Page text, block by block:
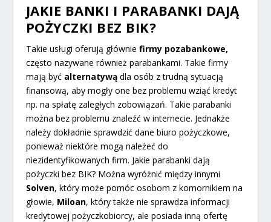
JAKIE BANKI I PARABANKI DAJĄ
POŻYCZKI BEZ BIK?
Takie usługi oferują głównie firmy pozabankowe,
często nazywane również parabankami. Takie firmy
mają być alternatywądla osób z trudną sytuacją
finansową, aby mogły one bez problemu wziąć kredyt
np. na spłatę zaległych zobowiązań. Takie parabanki
można bez problemu znaleźć w internecie. Jednakże
należy dokładnie sprawdzić dane biuro pożyczkowe,
ponieważ niektóre mogą należeć do
niezidentyfikowanych firm. Jakie parabanki dają
pożyczki bez BIK? Można wyróżnić między innymi
Solven, który może pomóc osobom z komornikiem na
głowie, Miloan, który także nie sprawdza informacji
kredytowej pożyczkobiorcy, ale posiada inną ofertę